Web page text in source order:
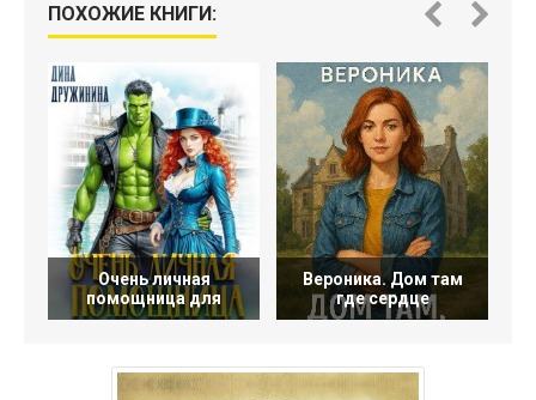
ПОХОЖИЕ КНИГИ:
Очень личная
помощница для
Вероника. Дом там
где сердце